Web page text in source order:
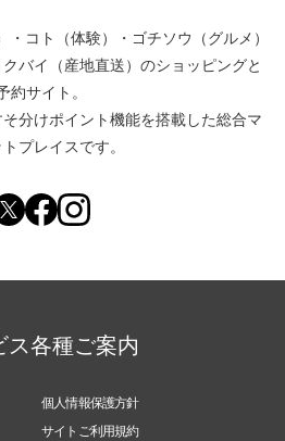
限定公開動画をプレゼント
?scd=0000090062
msgReceiveBoxDetai
す。
・ コト（体験） ・ ゴチソウ（グルメ）
バイ（産地直送） のショッピングと
約サイト。
そ分けポイント機能を搭載した総合マ
プレイスです。
ス各種ご案内
個人情報保護方針
サイトご利用規約